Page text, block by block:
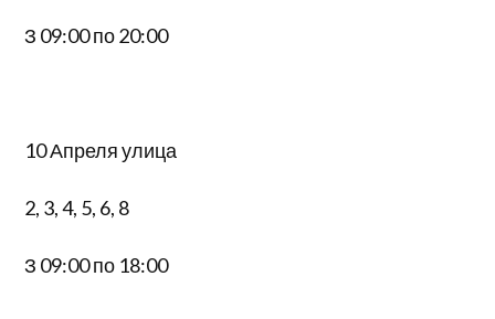
З 09:00 по 20:00
10 Апреля улица
2, 3, 4, 5, 6, 8
З 09:00 по 18:00